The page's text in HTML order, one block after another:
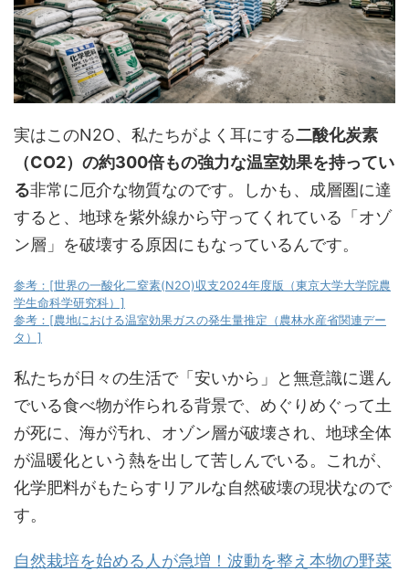
実はこのN2O、私たちがよく耳にする二酸化炭素
（CO2）の約300倍もの強力な温室効果を持ってい
る非常に厄介な物質なのです。しかも、成層圏に達
すると、地球を紫外線から守ってくれている「オゾ
ン層」を破壊する原因にもなっているんです。
参考：[世界の一酸化二窒素(N2O)収支2024年度版（東京大学大学院農
学生命科学研究科）]
参考：[農地における温室効果ガスの発生量推定（農林水産省関連デー
タ）]
私たちが日々の生活で「安いから」と無意識に選ん
でいる食べ物が作られる背景で、めぐりめぐって土
が死に、海が汚れ、オゾン層が破壊され、地球全体
が温暖化という熱を出して苦しんでいる。これが、
化学肥料がもたらすリアルな自然破壊の現状なので
す。
自然栽培を始める人が急増！波動を整え本物の野菜